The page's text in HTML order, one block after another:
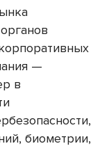
—
в
биометрии,